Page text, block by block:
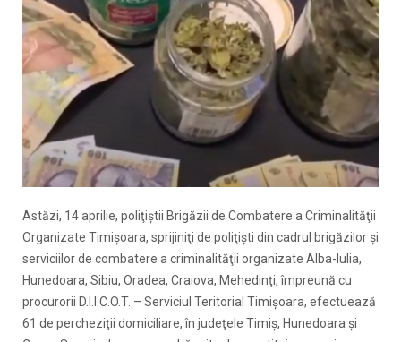
Astăzi, 14 aprilie, poliţiştii Brigăzii de Combatere a Criminalităţii
Organizate Timişoara, sprijiniţi de poliţişti din cadrul brigăzilor şi
serviciilor de combatere a criminalităţii organizate Alba-Iulia,
Hunedoara, Sibiu, Oradea, Craiova, Mehedinţi, împreună cu
procurorii D.I.I.C.O.T. – Serviciul Teritorial Timişoara, efectuează
61 de percheziţii domiciliare, în judeţele Timiş, Hunedoara şi